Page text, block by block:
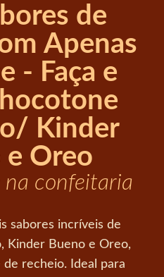
de
Apenas
- Faça e
Kinder
e Oreo
na confeitaria
sabores incríveis de
Kinder Bueno e Oreo,
de recheio. Ideal para